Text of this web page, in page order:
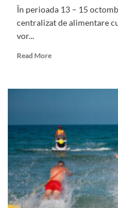
În perioada 13 – 15
centralizat de alimentare
vor...
Read MoreRead
Atenție,
apa
în
mai
multe
zone
din
Constanța
și